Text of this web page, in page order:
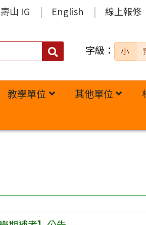
壽山 IG English 線上報修
搜
字級： 小
教學單位 其他單位